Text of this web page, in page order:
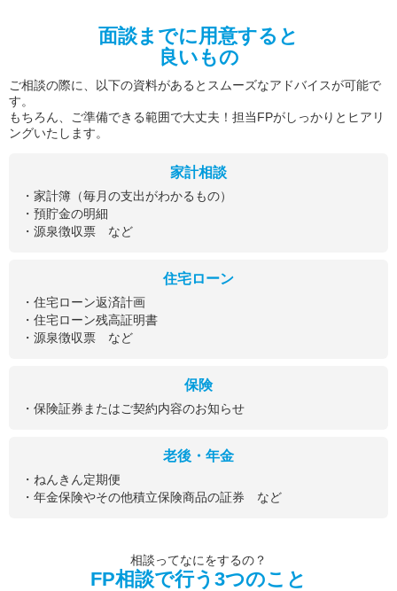
面談までに用意すると
良いもの
ご相談の際に、以下の資料があるとスムーズなアドバイスが可能で
す。
もちろん、ご準備できる範囲で大丈夫！担当FPがしっかりとヒアリ
ングいたします。
家計相談
・家計簿（毎月の支出がわかるもの）
・預貯金の明細
・源泉徴収票 など
住宅ローン
・住宅ローン返済計画
・住宅ローン残高証明書
・源泉徴収票 など
保険
・保険証券またはご契約内容のお知らせ
老後・年金
・ねんきん定期便
・年金保険やその他積立保険商品の証券 など
相談ってなにをするの？
FP相談で行う3つのこと